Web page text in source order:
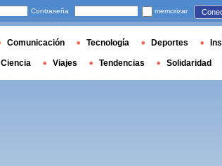
Contraseña memorizar
Comunicación Tecnología Deportes
Ciencia Viajes Tendencias Solidaridad